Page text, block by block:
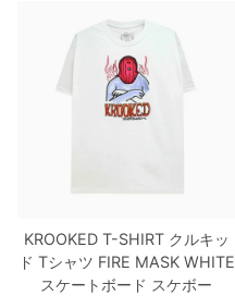
KROOKED T-SHIRTクルキッ
ド Tシャツ FIRE MASKWHITE
スケートボード スケボー